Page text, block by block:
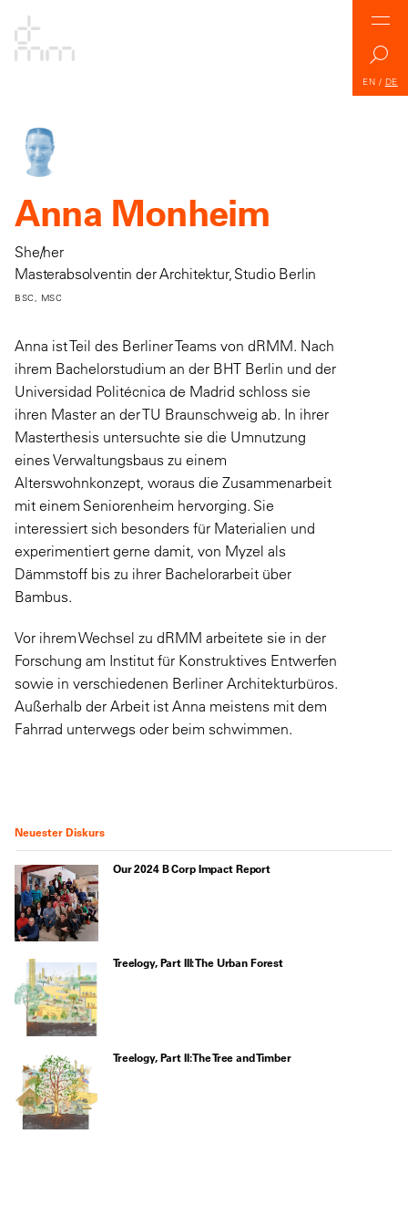
EN / DE
Anna Monheim
She/her
Masterabsolventin der Architektur, Studio Berlin
BSC, MSC
Anna ist Teil des Berliner Teams von dRMM. Nach
ihrem Bachelorstudium an der BHT Berlin und der
Universidad Politécnica de Madrid schloss sie
ihren Master an der TU Braunschweig ab. In ihrer
Masterthesis untersuchte sie die Umnutzung
eines Verwaltungsbaus zu einem
Alterswohnkonzept, woraus die Zusammenarbeit
mit einem Seniorenheim hervorging. Sie
interessiert sich besonders für Materialien und
experimentiert gerne damit, von Myzel als
Dämmstoff bis zu ihrer Bachelorarbeit über
Bambus.
Vor ihrem Wechsel zu dRMM arbeitete sie in der
Forschung am Institut für Konstruktives Entwerfen
sowie in verschiedenen Berliner Architekturbüros.
Außerhalb der Arbeit ist Anna meistens mit dem
Fahrrad unterwegs oder beim schwimmen.
Neuester Diskurs
Our 2024 B Corp Impact Report
Treelogy, Part III: The Urban Forest
Treelogy, Part II: The Tree and Timber